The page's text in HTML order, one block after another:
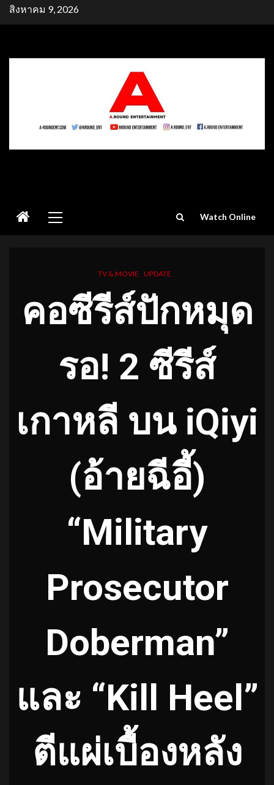
Skipสิงหาคม 9, 2026
Menu
Watch Online
TV & MOVIE UPDATE
คอซีรีส์ปักหมุด
รอ! 2 ซีรีส์
เกาหลี บน iQiyi
(อ้ายฉีอี้)
“Military
Prosecutor
Doberman”
และ “Kill Heel”
ตีแผ่เบื้องหลัง